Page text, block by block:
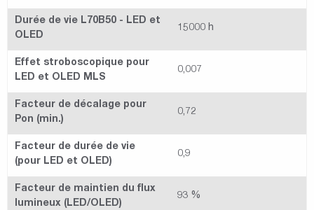
Durée de vie L70B50 - LED et
OLED
15000 h
Effet stroboscopique pour
LED et OLED MLS
0,007
Facteur de décalage pour
Pon (min.)
0,72
Facteur de durée de vie
(pour LED et OLED)
0,9
Facteur de maintien du flux
lumineux (LED/OLED)
93 %